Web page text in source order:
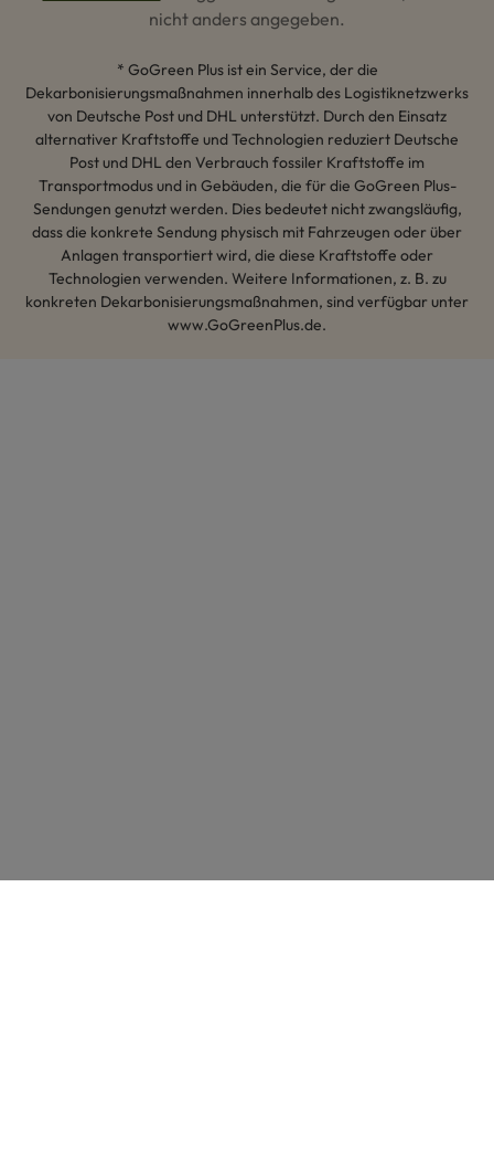
nicht anders angegeben.
* GoGreen Plus ist ein Service, der die
Dekarbonisierungsmaßnahmen innerhalb des Logistiknetzwerks
von Deutsche Post und DHL unterstützt. Durch den Einsatz
alternativer Kraftstoffe und Technologien reduziert Deutsche
Post und DHL den Verbrauch fossiler Kraftstoffe im
Transportmodus und in Gebäuden, die für die GoGreen Plus-
Sendungen genutzt werden. Dies bedeutet nicht zwangsläufig,
dass die konkrete Sendung physisch mit Fahrzeugen oder über
Anlagen transportiert wird, die diese Kraftstoffe oder
Technologien verwenden. Weitere Informationen, z. B. zu
konkreten Dekarbonisierungsmaßnahmen, sind verfügbar unter
www.GoGreenPlus.de.